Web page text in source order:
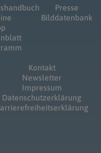
Presse
Bilddatenbank
Kontakt
Newsletter
Impressum
Datenschutzerklärung